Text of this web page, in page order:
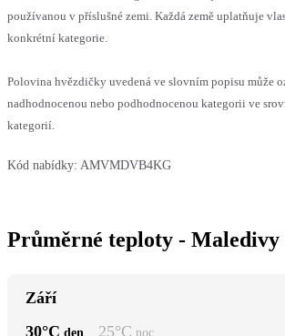
používanou v příslušné zemi. Každá země uplatňuje
konkrétní kategorie.
Polovina hvězdičky uvedená ve slovním popisu může
nadhodnocenou nebo podhodnocenou kategorii ve
kategorií.
Kód nabídky: AMVMDVB4KG
Průměrné teploty - Maledivy
Září
30°C den 25°C noc